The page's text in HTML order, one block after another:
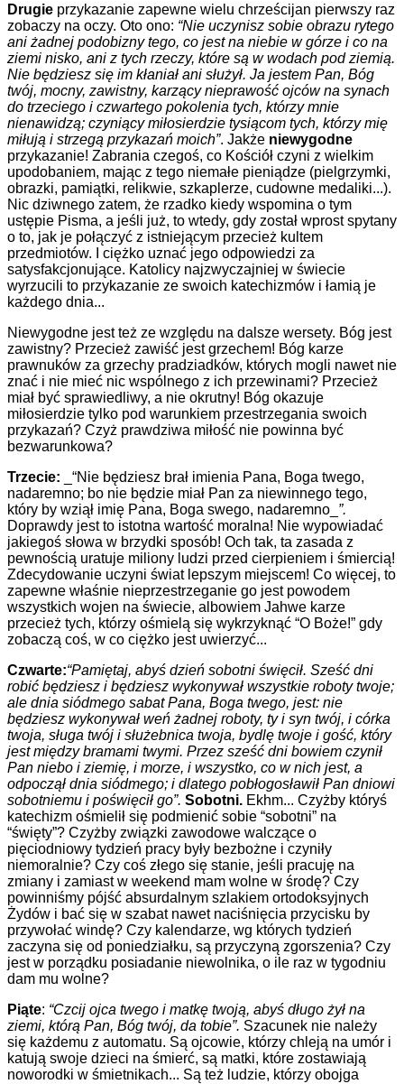
Drugie przykazanie zapewne wielu chrześcijan pierwszy raz
zobaczy na oczy. Oto ono: “Nie uczynisz sobie obrazu rytego
ani żadnej podobizny tego, co jest na niebie w górze i co na
ziemi nisko, ani z tych rzeczy, które są w wodach pod ziemią.
Nie będziesz się im kłaniał ani służył. Ja jestem Pan, Bóg
twój, mocny, zawistny, karzący nieprawość ojców na synach
do trzeciego i czwartego pokolenia tych, którzy mnie
nienawidzą; czyniący miłosierdzie tysiącom tych, którzy mię
miłują i strzegą przykazań moich”. Jakże niewygodne
przykazanie! Zabrania czegoś, co Kościół czyni z wielkim
upodobaniem, mając z tego niemałe pieniądze (pielgrzymki,
obrazki, pamiątki, relikwie, szkaplerze, cudowne medaliki...).
Nic dziwnego zatem, że rzadko kiedy wspomina o tym
ustępie Pisma, a jeśli już, to wtedy, gdy został wprost spytany
o to, jak je połączyć z istniejącym przecież kultem
przedmiotów. I ciężko uznać jego odpowiedzi za
satysfakcjonujące. Katolicy najzwyczajniej w świecie
wyrzucili to przykazanie ze swoich katechizmów i łamią je
każdego dnia...
Niewygodne jest też ze względu na dalsze wersety. Bóg jest
zawistny? Przecież zawiść jest grzechem! Bóg karze
prawnuków za grzechy pradziadków, których mogli nawet nie
znać i nie mieć nic wspólnego z ich przewinami? Przecież
miał być sprawiedliwy, a nie okrutny! Bóg okazuje
miłosierdzie tylko pod warunkiem przestrzegania swoich
przykazań? Czyż prawdziwa miłość nie powinna być
bezwarunkowa?
Trzecie: _“Nie będziesz brał imienia Pana, Boga twego,
nadaremno; bo nie będzie miał Pan za niewinnego tego,
który by wziął imię Pana, Boga swego, nadaremno_ ”.
Doprawdy jest to istotna wartość moralna! Nie wypowiadać
jakiegoś słowa w brzydki sposób! Och tak, ta zasada z
pewnością uratuje miliony ludzi przed cierpieniem i śmiercią!
Zdecydowanie uczyni świat lepszym miejscem! Co więcej, to
zapewne właśnie nieprzestrzeganie go jest powodem
wszystkich wojen na świecie, albowiem Jahwe karze
przecież tych, którzy ośmielą się wykrzyknąć “O Boże!” gdy
zobaczą coś, w co ciężko jest uwierzyć...
Czwarte:“Pamiętaj, abyś dzień sobotni święcił. Sześć dni
robić będziesz i będziesz wykonywał wszystkie roboty twoje;
ale dnia siódmego sabat Pana, Boga twego, jest: nie
będziesz wykonywał weń żadnej roboty, ty i syn twój, i córka
twoja, sługa twój i służebnica twoja, bydlę twoje i gość, który
jest między bramami twymi. Przez sześć dni bowiem czynił
Pan niebo i ziemię, i morze, i wszystko, co w nich jest, a
odpoczął dnia siódmego; i dlatego pobłogosławił Pan dniowi
sobotniemu i poświęcił go”. Sobotni. Ekhm... Czyżby któryś
katechizm ośmielił się podmienić sobie “sobotni” na
“święty”? Czyżby związki zawodowe walczące o
pięciodniowy tydzień pracy były bezbożne i czyniły
niemoralnie? Czy coś złego się stanie, jeśli pracuję na
zmiany i zamiast w weekend mam wolne w środę? Czy
powinniśmy pójść absurdalnym szlakiem ortodoksyjnych
Żydów i bać się w szabat nawet naciśnięcia przycisku by
przywołać windę? Czy kalendarze, wg których tydzień
zaczyna się od poniedziałku, są przyczyną zgorszenia? Czy
jest w porządku posiadanie niewolnika, o ile raz w tygodniu
dam mu wolne?
Piąte: “Czcij ojca twego i matkę twoją, abyś długo żył na
ziemi, którą Pan, Bóg twój, da tobie”. Szacunek nie należy
się każdemu z automatu. Są ojcowie, którzy chleją na umór i
katują swoje dzieci na śmierć, są matki, które zostawiają
noworodki w śmietnikach... Są też ludzie, którzy obojga